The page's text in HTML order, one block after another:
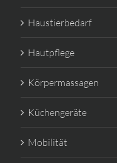
Haustierbedarf
Hautpflege
Körpermassagen
Küchengeräte
Mobilität